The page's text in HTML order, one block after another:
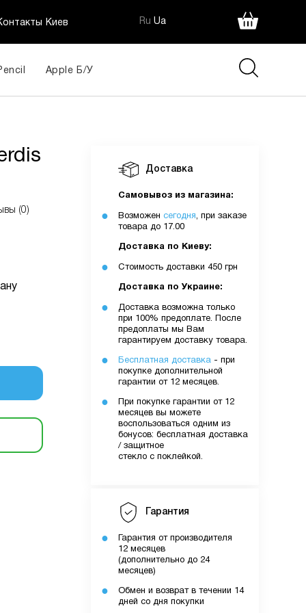
Киев Ru Ua
Apple Б/У
(0)
вами
Доставка
Самовывоз из магазина:
Возможен сегодня, при заказе
товара до 17.00
Доставка по Киеву:
Стоимость доставки 450 грн
Доставка по Украине:
Доставка возможна только
при 100% предоплате. После
предоплаты мы Вам
гарантируем доставку товара.
Бесплатная доставка - при
покупке дополнительной
гарантии от 12 месяцев.
При покупке гарантии от 12
месяцев вы можете
воспользоваться одним из
бонусов: бесплатная доставка
/ защитное
стекло с поклейкой.
Гарантия
Гарантия от производителя
12 месяцев
(дополнительно до 24
месяцев)
Обмен и возврат в течении 14
дней со дня покупки